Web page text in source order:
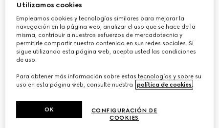
Utilizamos cookies
Empleamos cookies y tecnologías similares para mejorar la
navegación en la página web, analizar el uso que se hace de la
misma, contribuir a nuestros esfuerzos de mercadotecnia y
permitirle compartir nuestro contenido en sus redes sociales. Si
sigue utilizando esta página web, acepta usted las condiciones
de uso.
Para obtener más información sobre estas tecnologías y sobre su
uso en esta página web, consulte nuestra política de cookies
CONFIGURACIÓN DE
COOKIES
OK